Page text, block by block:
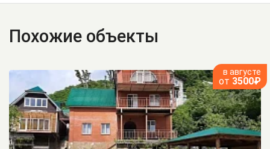
Похожие объекты
в августе
от 3500₽